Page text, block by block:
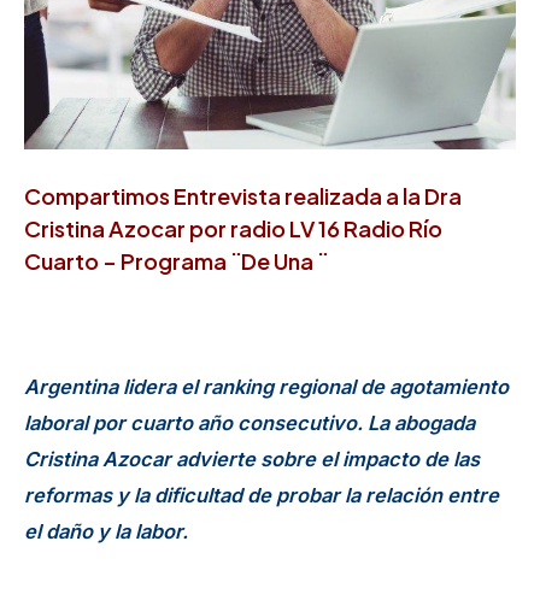
Compartimos Entrevista realizada a la Dra
Cristina Azocar por radio LV 16 Radio Río
Cuarto – Programa ¨De Una ¨
Argentina lidera el ranking regional de agotamiento
laboral por cuarto año consecutivo. La abogada
Cristina Azocar advierte sobre el impacto de las
reformas y la dificultad de probar la relación entre
el daño y la labor.